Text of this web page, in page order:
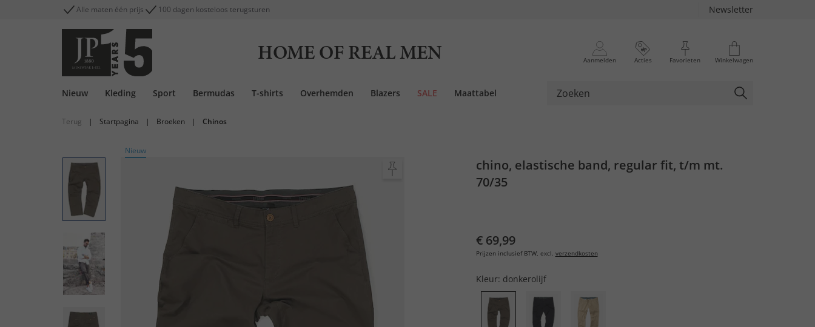
Alle maten één prijs 100 dagen kosteloos terugsturen Newsletter
HOME OF REAL MEN Aanmelden Acties Favorieten Winkelwagen
Nieuw Kleding Sport Bermudas T-shirts Overhemden Blazers SALE Maattabel
Terug | Startpagina | Broeken | Chinos
Nieuw
chino, elastische band, regular fit, t/m mt.
70/35
€ 69,99
Prijzen inclusief BTW, excl. verzendkosten
Kleur: donkerolijf